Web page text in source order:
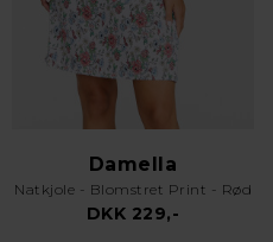
Damella
Natkjole - Blomstret Print - Rød
DKK 229,-